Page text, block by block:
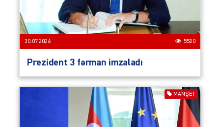
30.07.2026 5520
Prezident 3 fərman imzaladı
MANŞET